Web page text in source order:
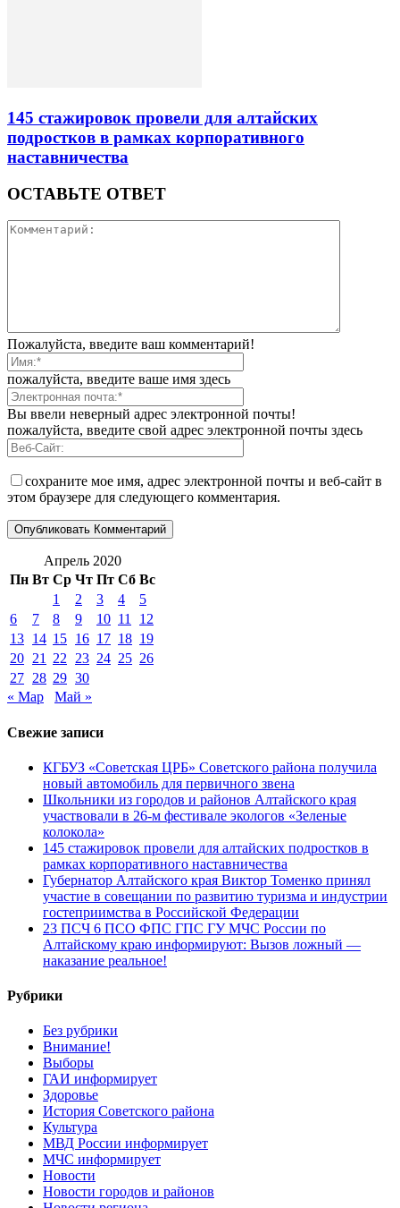
145 стажировок провели для алтайских
подростков в рамках корпоративного
наставничества
ОСТАВЬТЕ ОТВЕТ
Пожалуйста, введите ваш комментарий!
пожалуйста, введите ваше имя здесь
Вы ввели неверный адрес электронной почты!
пожалуйста, введите свой адрес электронной почты здесь
сохраните мое имя, адрес электронной почты и веб-сайт в
этом браузере для следующего комментария.
Апрель 2020
Пн Вт Ср Чт Пт Сб Вс
1
2 3 4
5
6
7 8 9 10 11
12
13 14 15 16 17 18 19
20 21 22 23 24 25 26
27 28 29 30
« Мар
Май »
Свежие записи
КГБУЗ «Советская ЦРБ» Советского района получила
новый автомобиль для первичного звена
Школьники из городов и районов Алтайского края
участвовали в 26-м фестивале экологов «Зеленые
колокола»
145 стажировок провели для алтайских подростков в
рамках корпоративного наставничества
Губернатор Алтайского края Виктор Томенко принял
участие в совещании по развитию туризма и индустрии
гостеприимства в Российской Федерации
23 ПСЧ 6 ПСО ФПС ГПС ГУ МЧС России по
Алтайскому краю информируют: Вызов ложный —
наказание реальное!
Рубрики
Без рубрики
Внимание!
Выборы
ГАИ информирует
Здоровье
История Советского района
Культура
МВД России информирует
МЧС информирует
Новости
Новости городов и районов